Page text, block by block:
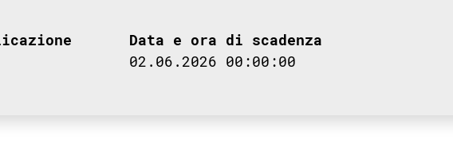
Data e ora di scadenza
02.06.2026 00:00:00